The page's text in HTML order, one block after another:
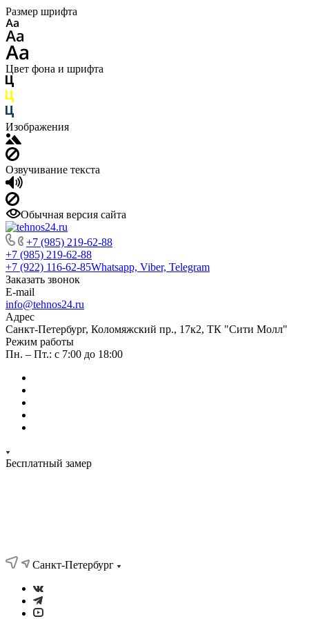
Размер шрифта
Цвет фона и шрифта
Изображения
Озвучивание текста
Обычная версия сайта
+7 (985) 219-62-88
+7 (985) 219-62-88
+7 (922) 116-62-85Whatsapp, Viber, Telegram
Заказать звонок
E-mail
info@tehnos24.ru
Адрес
Санкт-Петербург, Коломяжский пр., 17к2, ТК "Сити Молл"
Режим работы
Пн. – Пт.: с 7:00 до 18:00
Бесплатный замер
Санкт-Петербург